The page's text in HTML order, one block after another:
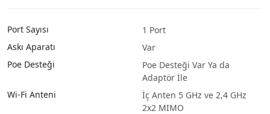
Port Sayısı
1 Port
Askı Aparatı
Var
Poe Desteği
Poe Desteği Var Ya da
Adaptör İle
Wi-Fi Anteni
İç Anten 5 GHz ve 2,4 GHz
2x2 MIMO